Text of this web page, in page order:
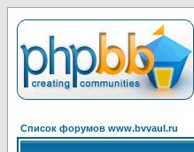
Список форумов www.bvvaul.ru